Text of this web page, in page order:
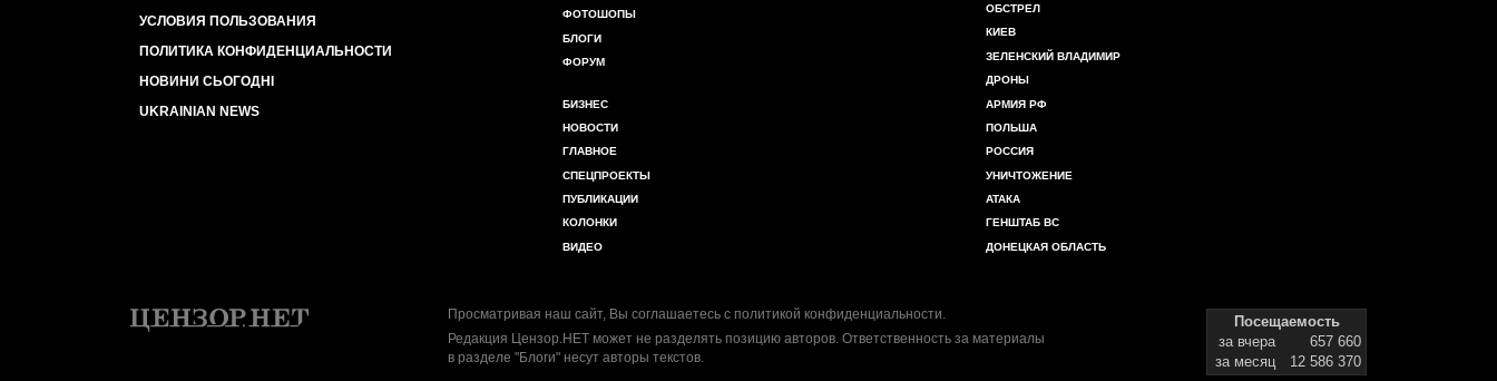
УСЛОВИЯ ПОЛЬЗОВАНИЯ
ПОЛИТИКА КОНФИДЕНЦИАЛЬНОСТИ
НОВИНИ СЬОГОДНІ
UKRAINIAN NEWS
ФОТОШОПЫ
БЛОГИ
ФОРУМ
БИЗНЕС
НОВОСТИ
ГЛАВНОЕ
СПЕЦПРОЕКТЫ
ПУБЛИКАЦИИ
КОЛОНКИ
ВИДЕО
ОБСТРЕЛ
КИЕВ
ЗЕЛЕНСКИЙ ВЛАДИМИР
ДРОНЫ
АРМИЯ РФ
ПОЛЬША
РОССИЯ
УНИЧТОЖЕНИЕ
АТАКА
ГЕНШТАБ ВС
ДОНЕЦКАЯ ОБЛАСТЬ
Просматривая наш сайт, Вы соглашаетесь с политикой конфиденциальности.
Редакция Цензор.НЕТ может не разделять позицию авторов. Ответственность за материалы
в разделе "Блоги" несут авторы текстов.
Посещаемость
за вчера
657 660
за месяц
12 586 370